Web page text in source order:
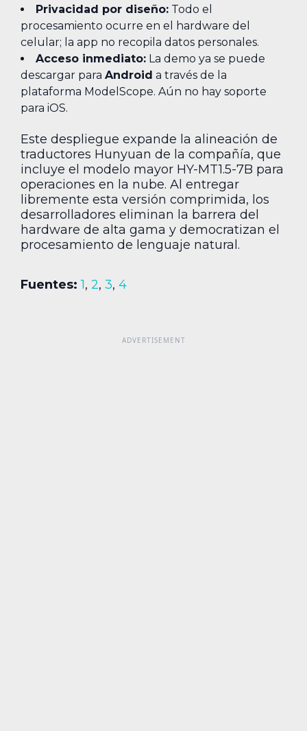
Privacidad por diseño: Todo el
procesamiento ocurre en el hardware del
celular; la app no recopila datos personales.
Acceso inmediato: La demo ya se puede
descargar para Android a través de la
plataforma ModelScope. Aún no hay soporte
para iOS.
Este despliegue expande la alineación de
traductores Hunyuan de la compañía, que
incluye el modelo mayor HY-MT1.5-7B para
operaciones en la nube. Al entregar
libremente esta versión comprimida, los
desarrolladores eliminan la barrera del
hardware de alta gama y democratizan el
procesamiento de lenguaje natural.
Fuentes: 1, 2, 3, 4